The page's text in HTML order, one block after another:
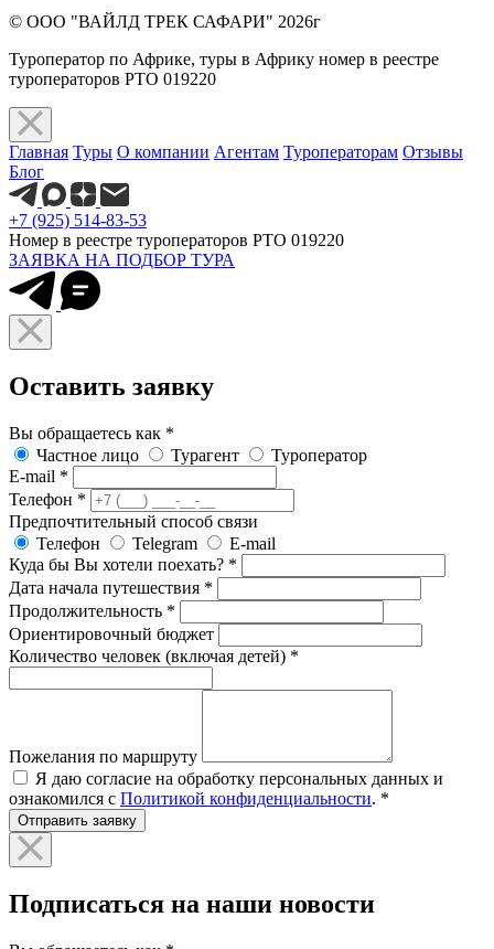
© ООО "ВАЙЛД ТРЕК САФАРИ" 2026г
Туроператор по Африке, туры в Африку номер в реестре
туроператоров РТО 019220
Главная Туры О компании Агентам Туроператорам Отзывы
Блог
+7 (925) 514-83-53
Номер в реестре туроператоров РТО 019220
ЗАЯВКА НА ПОДБОР ТУРА
Оставить заявку
Вы обращаетесь как *
Частное лицо
Турагент
Туроператор
E-mail *
Телефон *
Предпочтительный способ связи
Телефон
Telegram
E-mail
Куда бы Вы хотели поехать? *
Дата начала путешествия *
Продолжительность *
Ориентировочный бюджет
Количество человек (включая детей) *
Пожелания по маршруту
Я даю согласие на обработку персональных данных и
ознакомился с Политикой конфиденциальности. *
Отправить заявку
Подписаться на наши новости